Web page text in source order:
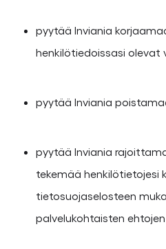
pyytää Inviania
henkilötiedoissasi olevat
pyytää Inviania
pyytää Inviania
tekemää henkilötietojesi
tietosuojaselosteen
palvelukohtaisten